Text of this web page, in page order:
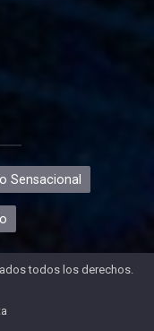
Sensacional
todos los derechos.